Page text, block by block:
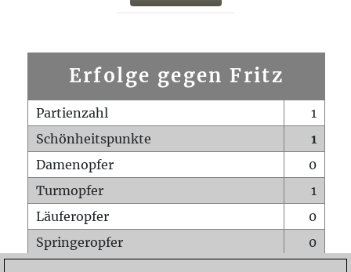
Erfolge gegen Fritz
Partienzahl
1
Schönheitspunkte
1
Damenopfer
0
Turmopfer
1
Läuferopfer
0
Springeropfer
0